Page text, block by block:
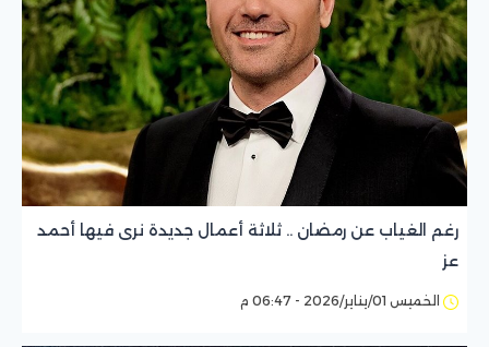
رغم الغياب عن رمضان .. ثلاثة أعمال جديدة نرى فيها أحمد
عز
الخميس 01/يناير/2026 - 06:47 م